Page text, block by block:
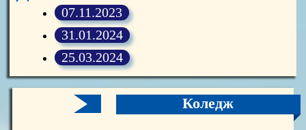
07.11.2023
31.01.2024
25.03.2024
Коледж